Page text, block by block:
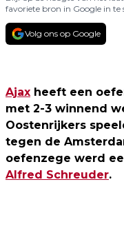
favoriete bron in Google in te
Volg ons op Google
Ajax heeft een
met 2-3 winnend
Oostenrijkers
tegen de
oefenzege werd
Alfred Schreuder.